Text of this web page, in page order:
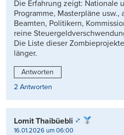
Die Erfahrung zeigt: Nationale
Programme, Masterpläne usw.,
Beamten, Politikern,
reine
Die Liste dieser
länger.
Antworten
2 Antworten
Lomit Thaibüebli
16.01.2026 um 06:00